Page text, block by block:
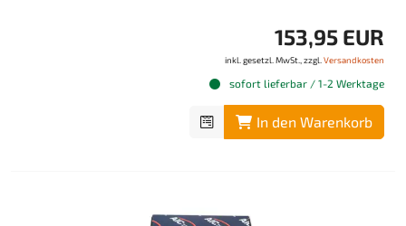
153,95 EUR
inkl. gesetzl. MwSt., zzgl. Versandkosten
sofort lieferbar / 1-2 Werktage
In den Warenkorb